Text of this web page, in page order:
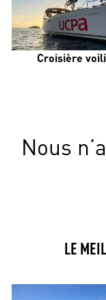
Croisière
Nous
LE